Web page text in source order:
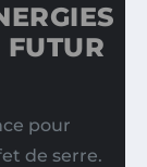
pour
de serre.